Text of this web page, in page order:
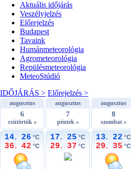
Aktuális időjárás
Veszélyjelzés
Előrejelzés
Budapest
Tavaink
Humánmeteorológia
Agrometeorológia
Repülésmeteorológia
MeteoStúdió
IDŐJÁRÁS > Előrejelzés >
augusztus
6
csütörtök »
14, 26 °C
36, 42 °C
augusztus
7
péntek »
17, 25 °C
29, 37 °C
augusztus
8
szombat »
13, 22 °C
29, 35 °C